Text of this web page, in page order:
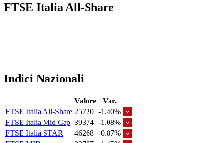
FTSE Italia All-Share
Indici Nazionali
Valore
Var.
FTSE Italia All-Share 25720 -1.40%
FTSE Italia Mid Cap 39374 -1.08%
FTSE Italia STAR
46268 -0.87%